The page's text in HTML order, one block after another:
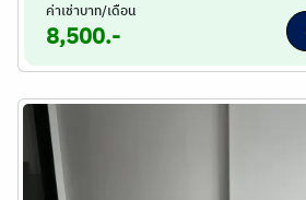
ค่าเช่าบาท/เดือน
8,500.-